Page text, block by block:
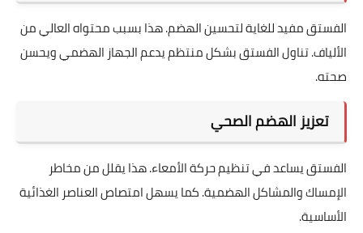
الفستق مفيد للغاية لتحسين الهضم. هذا بسبب محتواه العالي من
الألياف. تناول الفستق بشكل منتظم يدعم الجهاز الهضمي ويحسن
صحته.
تعزيز الهضم الصحي
الفستق يساعد في تنظيم حركة الأمعاء. هذا يقلل من مخاطر
الإمساك والمشاكل الهضمية. كما يسهل امتصاص العناصر الغذائية
الأساسية.